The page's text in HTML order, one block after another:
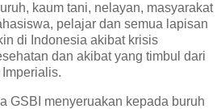
kaum tani, nelayan, masyarakat
pelajar dan semua lapisan
di Indonesia akibat krisis
dan akibat yang timbul dari
GSBI menyeruakan kepada buruh